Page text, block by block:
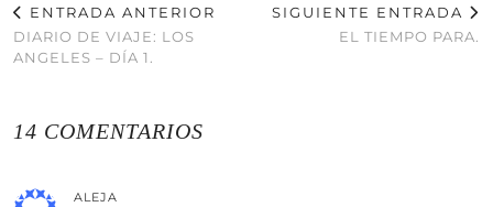
ENTRADA ANTERIOR
DIARIO DE VIAJE: LOS
ANGELES – DÍA 1.
SIGUIENTE ENTRADA
EL TIEMPO PARA.
14 COMENTARIOS
ALEJA